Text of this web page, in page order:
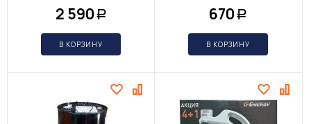
2 590 Р
В КОРЗИНУ
670 Р
В КОРЗИНУ